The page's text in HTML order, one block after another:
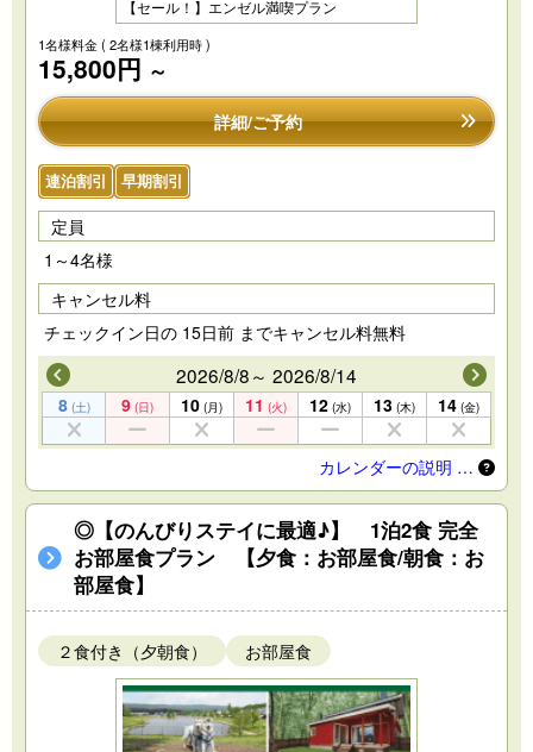
【セール！】エンゼル満喫プラン
1名様料金( 2名様1棟利用時 )
15,800円 ～
詳細/ご予約
連泊割引 早期割引
定員
1～4名様
キャンセル料
チェックイン日の 15日前 までキャンセル料無料
2026/8/8～ 2026/8/14
8 (土) 9 (日) 10 (月) 11 (火) 12 (水) 13 (木) 14 (金)
カレンダーの説明 …
◎【のんびりステイに最適♪】 1泊2食 完全
お部屋食プラン 【夕食：お部屋食/朝食：お
部屋食】
２食付き（夕朝食） お部屋食